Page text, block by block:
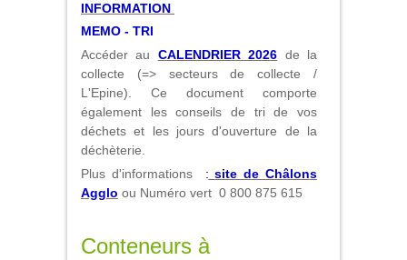
INFORMATION
MEMO - TRI
Accéder au CALENDRIER 2026 de la
collecte (=> secteurs de collecte /
L'Epine). Ce document comporte
également les conseils de tri de vos
déchets et les jours d'ouverture de la
déchèterie.
Plus d'informations
: site de Châlons
Agglo ou Numéro vert 0 800 875 615
Conteneurs à